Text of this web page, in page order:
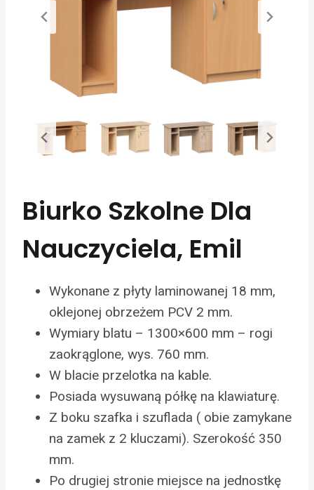
Biurko Szkolne Dla
Nauczyciela, Emil
Wykonane z płyty laminowanej 18 mm,
oklejonej obrzeżem PCV 2 mm.
Wymiary blatu – 1300×600 mm – rogi
zaokrąglone, wys. 760 mm.
W blacie przelotka na kable.
Posiada wysuwaną półkę na klawiaturę.
Z boku szafka i szuflada ( obie zamykane
na zamek z 2 kluczami). Szerokość 350
mm.
Po drugiej stronie miejsce na jednostkę